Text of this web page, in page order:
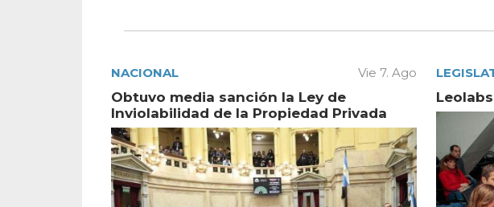
NACIONAL Vie 7. Ago
Obtuvo media sanción la Ley de
Inviolabilidad de la Propiedad Privada